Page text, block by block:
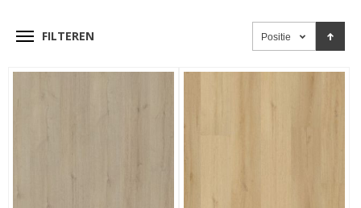
FILTEREN Positie